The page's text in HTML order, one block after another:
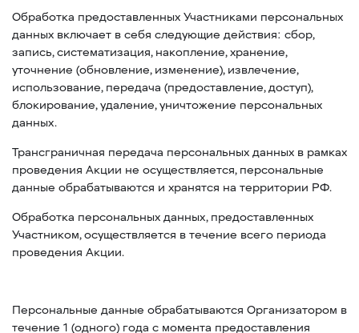
Обработка предоставленных Участниками персональных
данных включает в себя следующие действия: сбор,
запись, систематизация, накопление, хранение,
уточнение (обновление, изменение), извлечение,
использование, передача (предоставление, доступ),
блокирование, удаление, уничтожение персональных
данных.
Трансграничная передача персональных данных в рамках
проведения Акции не осуществляется, персональные
данные обрабатываются и хранятся на территории РФ.
Обработка персональных данных, предоставленных
Участником, осуществляется в течение всего периода
проведения Акции.
Персональные данные обрабатываются Организатором в
течение 1 (одного) года с момента предоставления